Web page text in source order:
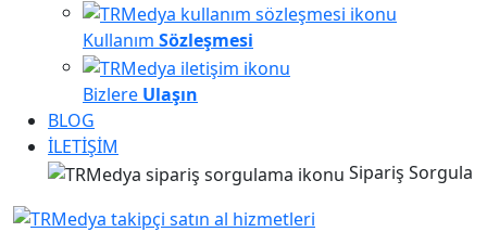
Kullanım Sözleşmesi
Bizlere Ulaşın
BLOG
İLETİŞİM
Sipariş Sorgula